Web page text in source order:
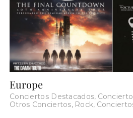
Europe
Conciertos Destacados,
Otros Conciertos, Rock,